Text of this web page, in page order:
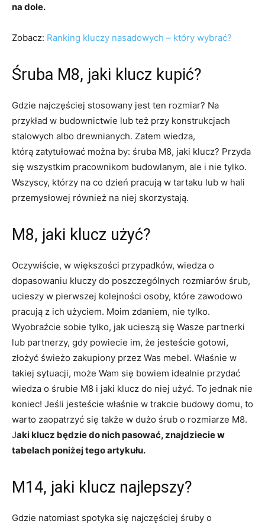
na dole.
Zobacz: Ranking kluczy nasadowych – który wybrać?
Śruba M8, jaki klucz kupić?
Gdzie najczęściej stosowany jest ten rozmiar? Na
przykład w budownictwie lub też przy konstrukcjach
stalowych albo drewnianych. Zatem wiedza,
którą zatytułować można by: śruba M8, jaki klucz? Przyda
się wszystkim pracownikom budowlanym, ale i nie tylko.
Wszyscy, którzy na co dzień pracują w tartaku lub w hali
przemysłowej również na niej skorzystają.
M8, jaki klucz użyć?
Oczywiście, w większości przypadków, wiedza o
dopasowaniu kluczy do poszczególnych rozmiarów śrub,
ucieszy w pierwszej kolejności osoby, które zawodowo
pracują z ich użyciem. Moim zdaniem, nie tylko.
Wyobraźcie sobie tylko, jak ucieszą się Wasze partnerki
lub partnerzy, gdy powiecie im, że jesteście gotowi,
złożyć świeżo zakupiony przez Was mebel. Właśnie w
takiej sytuacji, może Wam się bowiem idealnie przydać
wiedza o śrubie M8 i jaki klucz do niej użyć. To jednak nie
koniec! Jeśli jesteście właśnie w trakcie budowy domu, to
warto zaopatrzyć się także w dużo śrub o rozmiarze M8.
Jaki klucz będzie do nich pasować, znajdziecie w
tabelach poniżej tego artykułu.
M14, jaki klucz najlepszy?
Gdzie natomiast spotyka się najczęściej śruby o